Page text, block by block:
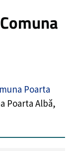
Poarta
Poarta Albă,